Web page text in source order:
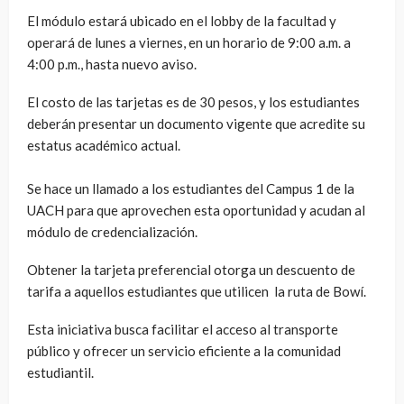
El módulo estará ubicado en el lobby de la facultad y
operará de lunes a viernes, en un horario de 9:00 a.m. a
4:00 p.m., hasta nuevo aviso.
El costo de las tarjetas es de 30 pesos, y los estudiantes
deberán presentar un documento vigente que acredite su
estatus académico actual.
Se hace un llamado a los estudiantes del Campus 1 de la
UACH para que aprovechen esta oportunidad y acudan al
módulo de credencialización.
Obtener la tarjeta preferencial otorga un descuento de
tarifa a aquellos estudiantes que utilicen la ruta de Bowí.
Esta iniciativa busca facilitar el acceso al transporte
público y ofrecer un servicio eficiente a la comunidad
estudiantil.